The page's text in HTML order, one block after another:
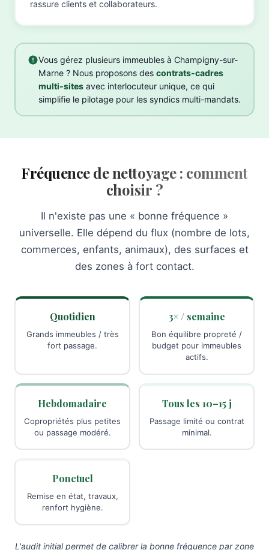
rassure clients et collaborateurs.
Vous gérez plusieurs immeubles à Champigny-sur-
Marne ? Nous proposons des contrats-cadres
multi-sitesavec interlocuteur unique, ce qui
simplifie le pilotage pour les syndics multi-mandats.
Fréquence de nettoyage : comment
choisir ?
Il n'existe pas une « bonne fréquence »
universelle. Elle dépend du flux (nombre de lots,
commerces, enfants, animaux), des surfaces et
des zones à fort contact.
Quotidien
Grands immeubles / très
fort passage.
3× / semaine
Bon équilibre propreté /
budget pour immeubles
actifs.
Hebdomadaire
Copropriétés plus petites
ou passage modéré.
Tous les 10–15 j
Passage limité ou contrat
minimal.
Ponctuel
Remise en état, travaux,
renfort hygiène.
L'audit initial permet de calibrer la bonne fréquence par zone